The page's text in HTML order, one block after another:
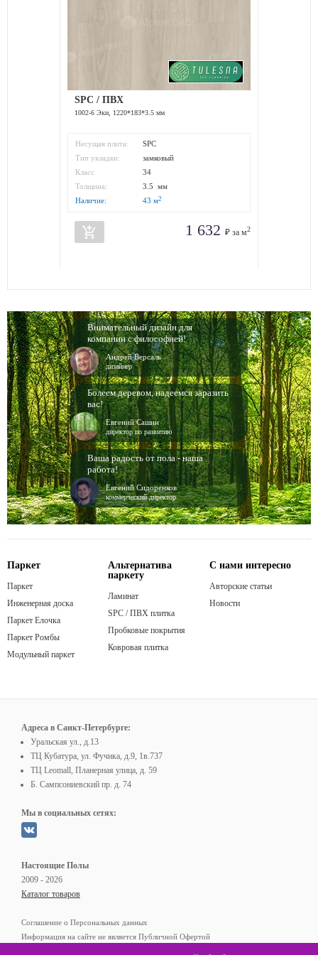
SPC / ПВХ
1002-6 Эки, 1220*183*3.5 мм
Несущая плита:
SPC
Тип укладки:
замковый
Класс
износостойкости:
34
Толщина:
3.5 мм
Наличие:
43 м2
add_shopping_cart 1 632 ₽ за м2
Внимательный дизайн для
компании с философией!
Андрей Версаль
дизайнер
Болеем деревом, надеемся заразить
вас!
Евгений Сашин
директор по развитию
Ваша радость от пола - наша
работа!
Евгений Сидоренков
коммерческий директор
Паркет
Паркет
Инженерная доска
Паркет Елочка
Паркет Ромбы
Модульный паркет
Альтернатива
паркету
Ламинат
SPC / ПВХ плитка
Пробковые покрытия
Ковровая плитка
С нами интересно
Авторские статьи
Новости
Адреса в Санкт-Петербурге:
Уральская ул., д.13
ТЦ Кубатура, ул. Фучика, д.9, 1в.737
ТЦ Leomall, Планерная улица, д. 59
Б. Сампсониевский пр. д. 74
Мы в социальных сетях:
Настоящие Полы
2009 - 2026
Каталог товаров
Соглашение о Персональных данных
Информация на сайте не является Публичной Офертой